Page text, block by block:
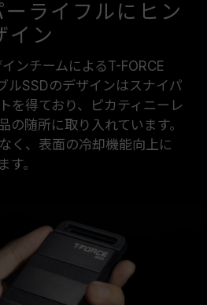
ーライフルにヒン
イン
ンチームによるT-FORCE
ルSSDのデザインはスナイパ
を得ており、ピカティニーレ
の随所に取り入れています。
く、表面の冷却機能向上に
す。